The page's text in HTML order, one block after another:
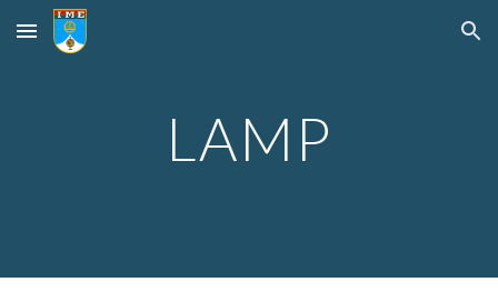
Skip to main content Skip to navigation
LAMP